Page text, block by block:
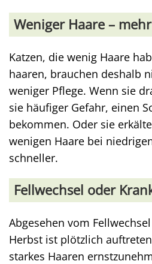
Weniger Haare –
Katzen, die wenig Haare
haaren, brauchen deshalb
weniger Pflege. Wenn sie
sie häufiger Gefahr, einen
bekommen. Oder sie
wenigen Haare bei
schneller.
Fellwechsel oder
Abgesehen vom
Herbst ist plötzlich
starkes Haaren